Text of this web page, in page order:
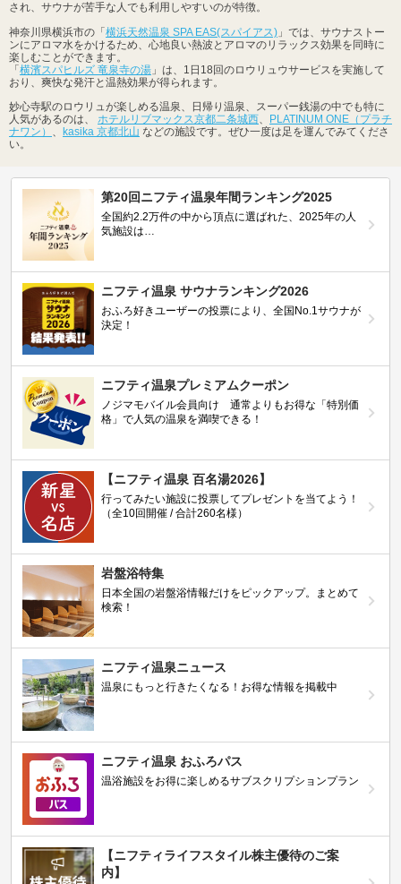
され、サウナが苦手な人でも利用しやすいのが特徴。
神奈川県横浜市の「 横浜天然温泉 SPA EAS(スパイアス) 」では、サウナストー
ンにアロマ水をかけるため、心地良い熱波とアロマのリラックス効果を同時に
楽しむことができます。
「 横濱スパヒルズ 竜泉寺の湯 」は、1日18回のロウリュウサービスを実施して
おり、爽快な発汗と温熱効果が得られます。
妙心寺駅のロウリュが楽しめる温泉、日帰り温泉、スーパー銭湯の中でも特に
人気があるのは、 ホテルリブマックス京都二条城西、
PLATINUM ONE（プラチ
ナワン） 、 kasika 京都北山 などの施設です。ぜひ一度は足を運んでみてくださ
い。
第20回ニフティ温泉年間ランキング2025
全国約2.2万件の中から頂点に選ばれた、2025年の人
気施設は…
ニフティ温泉 サウナランキング2026
おふろ好きユーザーの投票により、全国No.1サウナが
決定！
ニフティ温泉プレミアムクーポン
ノジマモバイル会員向け 通常よりもお得な「特別価
格」で人気の温泉を満喫できる！
【ニフティ温泉 百名湯2026】
行ってみたい施設に投票してプレゼントを当てよう！
（全10回開催 / 合計260名様）
岩盤浴特集
日本全国の岩盤浴情報だけをピックアップ。まとめて
検索！
ニフティ温泉ニュース
温泉にもっと行きたくなる！お得な情報を掲載中
ニフティ温泉 おふろパス
温浴施設をお得に楽しめるサブスクリプションプラン
【ニフティライフスタイル株主優待のご案
内】